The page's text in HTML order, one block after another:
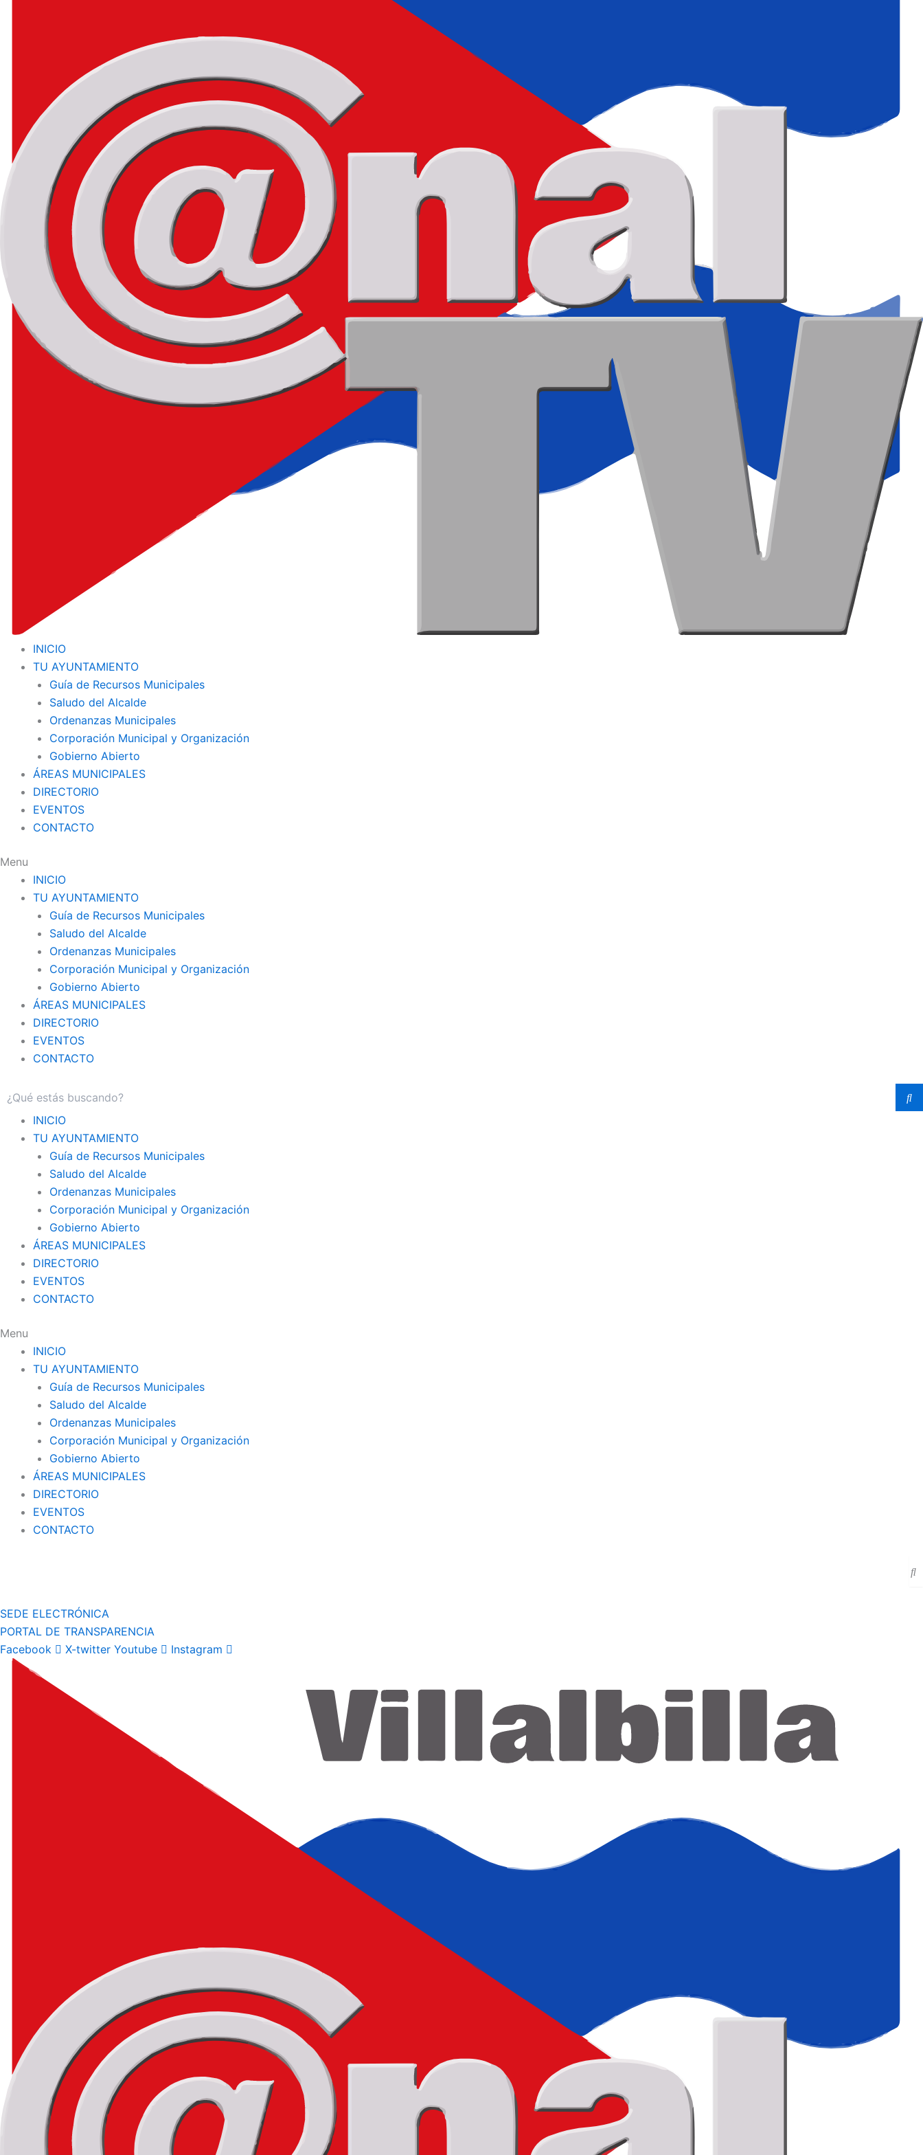
INICIO
TU AYUNTAMIENTO
Guía de Recursos Municipales
Saludo del Alcalde
Ordenanzas Municipales
Corporación Municipal y Organización
Gobierno Abierto
ÁREAS MUNICIPALES
DIRECTORIO
EVENTOS
CONTACTO
Menu
INICIO
TU AYUNTAMIENTO
Guía de Recursos Municipales
Saludo del Alcalde
Ordenanzas Municipales
Corporación Municipal y Organización
Gobierno Abierto
ÁREAS MUNICIPALES
DIRECTORIO
EVENTOS
CONTACTO
INICIO
TU AYUNTAMIENTO
Guía de Recursos Municipales
Saludo del Alcalde
Ordenanzas Municipales
Corporación Municipal y Organización
Gobierno Abierto
ÁREAS MUNICIPALES
DIRECTORIO
EVENTOS
CONTACTO
Menu
INICIO
TU AYUNTAMIENTO
Guía de Recursos Municipales
Saludo del Alcalde
Ordenanzas Municipales
Corporación Municipal y Organización
Gobierno Abierto
ÁREAS MUNICIPALES
DIRECTORIO
EVENTOS
CONTACTO
SEDE ELECTRÓNICA
PORTAL DE TRANSPARENCIA
Facebook
X-twitter Youtube Instagram